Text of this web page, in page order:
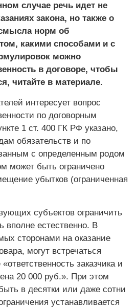
случае речь идет не
закона, но также о
норм об
какими способами и с
можно
в договоре, чтобы
читайте в материале.
интересует вопрос
по договорным
1 ст. 400 ГК РФ указано,
обязательств и по
с определенным родом
может быть ограничено
убытков (ограниченная
субъектов ограничить
вполне естественно. В
сторонами на оказание
могут встречаться
заказчика и
20 000 руб.». При этом
в десятки или даже сотни
устанавливается